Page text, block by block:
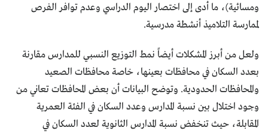
ومسائية)، ما أدى إلى اختصار اليوم الدراسي وعدم توافر الفرص
لممارسة التلاميذ أنشطة مدرسية.
ولعل من أبرز المشكلات أيضاً نمط التوزيع النسبي للمدارس مقارنة
بعدد السكان في محافظات بعينها، خاصة محافظات الصعيد
والمحافظات الحدودية. وتوضح البيانات أن بعض المحافظات تعاني من
وجود اختلال بين نسبة المدارس وعدد السكان في الفئة العمرية
المقابلة، حيث تنخفض نسبة المدارس الثانوية لعدد السكان في